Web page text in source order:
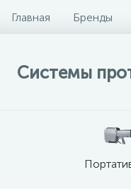
Главная Бренды
Системы